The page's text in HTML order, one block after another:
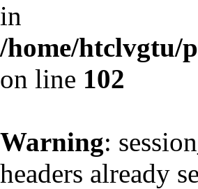
in
/home/htclvgtu/
on line 102
Warning:
headers already